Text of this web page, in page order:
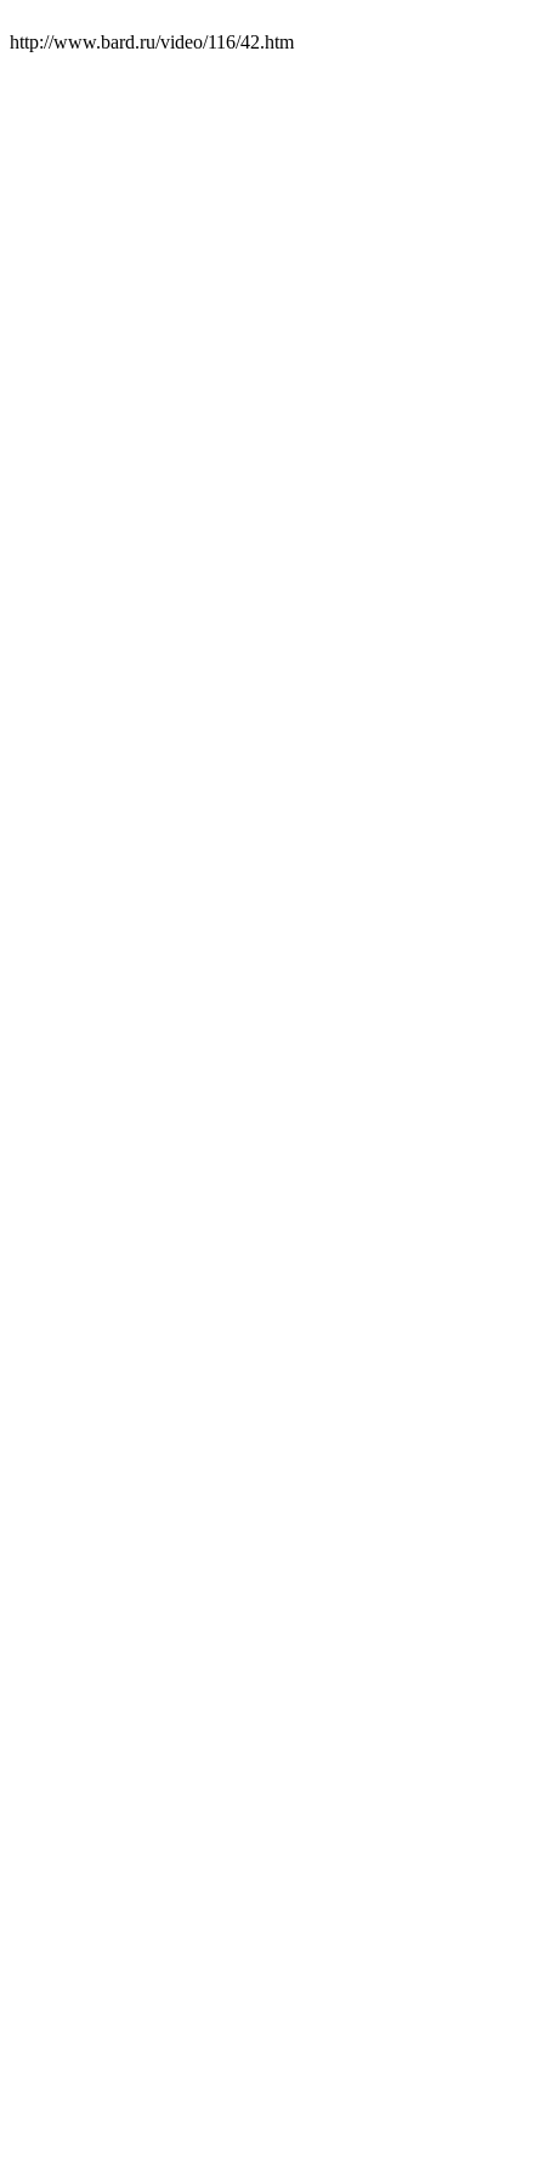
http://www.bard.ru/video/116/42.htm